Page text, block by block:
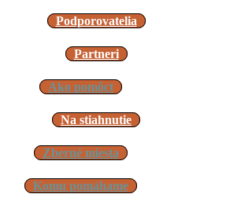
Podporovatelia
Partneri
Ako pomôct
Na stiahnutie
Zberné miesta
Komu pomáhame